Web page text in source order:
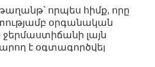
որպես հիմք, որը
օրգանական
ջերմաստիճանի լայն
է օգտագործվել